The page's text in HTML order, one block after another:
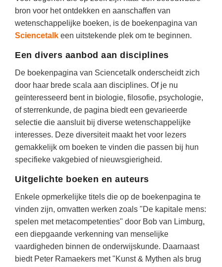
Den Haag(40)
Dordrecht
Haarlem(16)
Alkmaar (16)
Klassieke Talen
Letterkunde
Muziek
Natuurkunde
Nederlands
Rekenen / Wiskunde
Scheikunde
Studievaardigheden
Techniek
Topografie
Verkeer
Meesterbaan onderwijsvacatures
Biologie
Examentraining
Geschiedenis
Media
Nederlands
Rekenen
Sociale vaardigheden
Studievaardigheden
Taalvaardigheden
LESMATERIAAL
bron voor het ontdekken en aanschaffen van
wetenschappelijke boeken, is de boekenpagina van
Sciencetalk een uitstekende plek om te beginnen.
Een divers aanbod aan disciplines
De boekenpagina van Sciencetalk onderscheidt zich
door haar brede scala aan disciplines. Of je nu
geïnteresseerd bent in biologie, filosofie, psychologie,
of sterrenkunde, de pagina biedt een gevarieerde
selectie die aansluit bij diverse wetenschappelijke
interesses. Deze diversiteit maakt het voor lezers
gemakkelijk om boeken te vinden die passen bij hun
specifieke vakgebied of nieuwsgierigheid.
Uitgelichte boeken en auteurs
Enkele opmerkelijke titels die op de boekenpagina te
vinden zijn, omvatten werken zoals "De kapitale mens:
spelen met metacompetenties" door Bob van Limburg,
een diepgaande verkenning van menselijke
vaardigheden binnen de onderwijskunde. Daarnaast
biedt Peter Ramaekers met "Kunst & Mythen als brug